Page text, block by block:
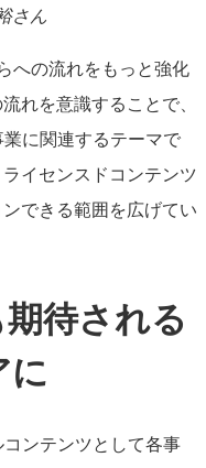
さん
への流れをもっと強化
れを意識することで、
業に関連するテーマで
イセンスドコンテンツ
できる範囲を広げてい
待される
に
コンテンツとして各事